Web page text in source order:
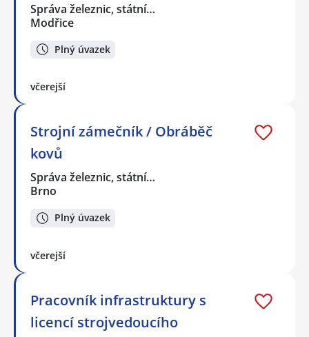
Správa železnic, státní…
Modřice
Plný úvazek
včerejší
Strojní zámečník / Obráběč
kovů
Správa železnic, státní…
Brno
Plný úvazek
včerejší
Pracovník infrastruktury s
licencí strojvedoucího